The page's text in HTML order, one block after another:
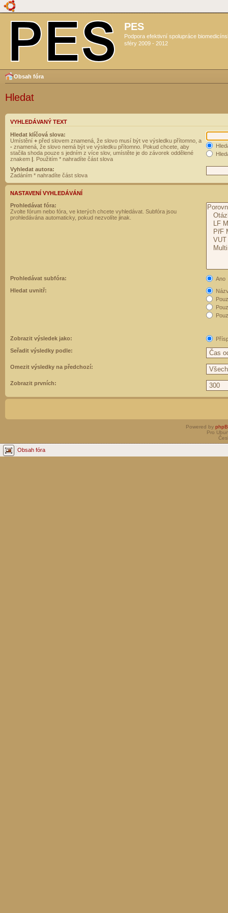
PES
Podpora efektivní spolupráce
sféry 2009 - 2012
Obsah fóra
Hledat
VYHLEDÁVANÝ TEXT
Hledat klíčová slova:
Umístění + před slovem znamená, že slovo musí být ve výsledku přítomno, a
- znamená, že slovo nemá být ve výsledku přítomno. Pokud chcete, aby
stačila shoda pouze s jedním z více slov, umístěte je do závorek oddělené
znakem | . Použitím * nahradíte část slova
Vyhledat autora:
Zadáním * nahradíte část slova
NASTAVENÍ VYHLEDÁVÁNÍ
Prohledávat fóra:
Zvolte fórum nebo fóra, ve kterých chcete vyhledávat. Subfóra jsou
prohledávána automaticky, pokud nezvolíte jinak.
Prohledávat subfóra:
Ano
Hledat uvnitř:
Zobrazit výsledek jako:
Seřadit výsledky podle:
Omezit výsledky na předchozí:
Zobrazit prvních:
Powered by
Pro
Obsah fóra